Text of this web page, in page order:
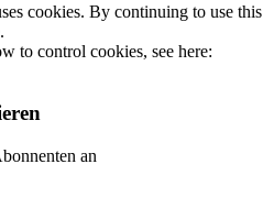
cookies. By continuing to use this
to control cookies, see here:
an